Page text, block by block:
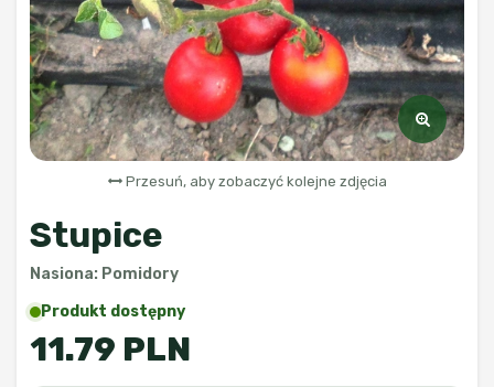
Przesuń, aby zobaczyć kolejne zdjęcia
Stupice
Nasiona: Pomidory
Produkt dostępny
11.79 PLN